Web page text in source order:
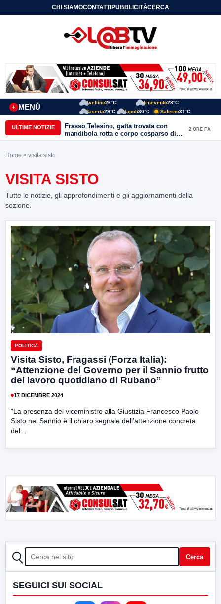
CHI SIAMOCONTATTIPUBBLICITÀCERCA
MENÙ
+
Avellino26°C Benevento28°C
Caserta29°C Napoli30°C Salerno31°C
ULTIME NOTIZIE
Frasso Telesino, gatta trovata con
mandibola rotta e corpo cosparso di
colla: “Atto di inaudita crudeltà”
2 ORE FA
Home > visita sisto
VISITA SISTO
Tutte le notizie, gli approfondimenti e gli aggiornamenti della
sezione.
POLITICA
Visita Sisto, Fragassi (Forza Italia):
“Attenzione del Governo per il Sannio frutto
del lavoro quotidiano di Rubano”
17 DICEMBRE 2024
”La presenza del viceministro alla Giustizia Francesco Paolo
Sisto nel Sannio è il chiaro segnale dell’attenzione concreta
del...
CERCA Cerca
SEGUICI SUI SOCIAL